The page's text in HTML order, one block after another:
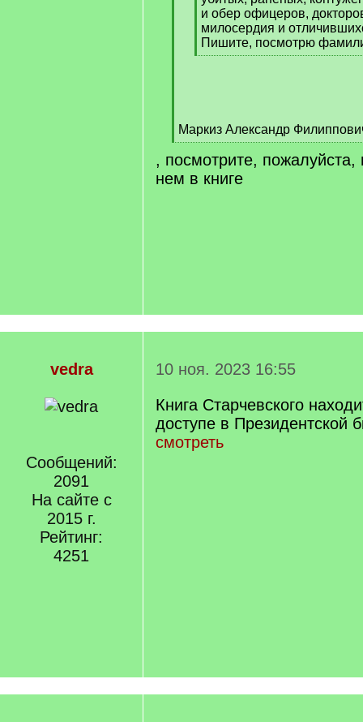
и обер офицеров,
милосердия и
Пишите, посмотрю
[
Маркиз Александр
[
/
q
]
, посмотрите, пожалуйста,
нем в книге
vedra
Сообщений:
2091
На сайте с
2015 г.
Рейтинг:
4251
10 ноя. 2023 16:55
Книга Старчевского
доступе в Президентской
смотреть